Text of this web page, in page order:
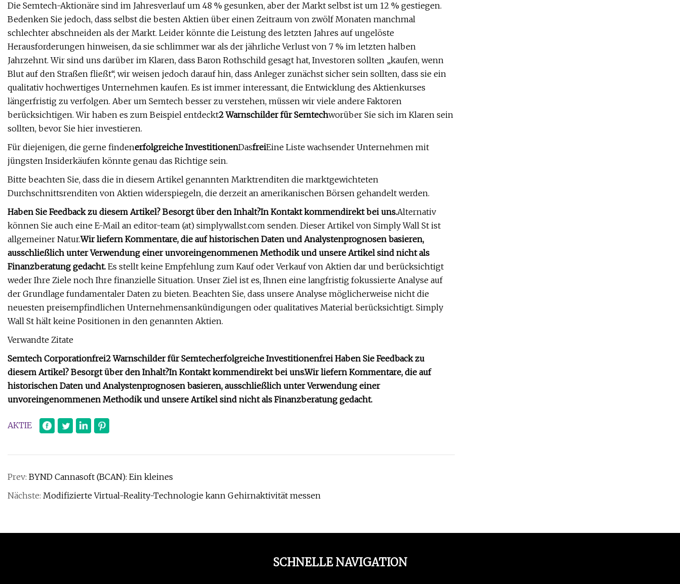
Die Semtech-Aktionäre sind im Jahresverlauf um 48 % gesunken, aber der Markt selbst ist um 12 % gestiegen.
Bedenken Sie jedoch, dass selbst die besten Aktien über einen Zeitraum von zwölf Monaten manchmal
schlechter abschneiden als der Markt. Leider könnte die Leistung des letzten Jahres auf ungelöste
Herausforderungen hinweisen, da sie schlimmer war als der jährliche Verlust von 7 % im letzten halben
Jahrzehnt. Wir sind uns darüber im Klaren, dass Baron Rothschild gesagt hat, Investoren sollten „kaufen, wenn
Blut auf den Straßen fließt“, wir weisen jedoch darauf hin, dass Anleger zunächst sicher sein sollten, dass sie ein
qualitativ hochwertiges Unternehmen kaufen. Es ist immer interessant, die Entwicklung des Aktienkurses
längerfristig zu verfolgen. Aber um Semtech besser zu verstehen, müssen wir viele andere Faktoren
berücksichtigen. Wir haben es zum Beispiel entdeckt2 Warnschilder für Semtechworüber Sie sich im Klaren sein
sollten, bevor Sie hier investieren.
Für diejenigen, die gerne findenerfolgreiche InvestitionenDasfreiEine Liste wachsender Unternehmen mit
jüngsten Insiderkäufen könnte genau das Richtige sein.
Bitte beachten Sie, dass die in diesem Artikel genannten Marktrenditen die marktgewichteten
Durchschnittsrenditen von Aktien widerspiegeln, die derzeit an amerikanischen Börsen gehandelt werden.
Haben Sie Feedback zu diesem Artikel? Besorgt über den Inhalt?In Kontakt kommendirekt bei uns.Alternativ
können Sie auch eine E-Mail an editor-team (at) simplywallst.com senden. Dieser Artikel von Simply Wall St ist
allgemeiner Natur.Wir liefern Kommentare, die auf historischen Daten und Analystenprognosen basieren,
ausschließlich unter Verwendung einer unvoreingenommenen Methodik und unsere Artikel sind nicht als
Finanzberatung gedacht. Es stellt keine Empfehlung zum Kauf oder Verkauf von Aktien dar und berücksichtigt
weder Ihre Ziele noch Ihre finanzielle Situation. Unser Ziel ist es, Ihnen eine langfristig fokussierte Analyse auf
der Grundlage fundamentaler Daten zu bieten. Beachten Sie, dass unsere Analyse möglicherweise nicht die
neuesten preisempfindlichen Unternehmensankündigungen oder qualitatives Material berücksichtigt. Simply
Wall St hält keine Positionen in den genannten Aktien.
Verwandte Zitate
Semtech Corporationfrei2 Warnschilder für Semtecherfolgreiche Investitionenfrei Haben Sie Feedback zu
diesem Artikel? Besorgt über den Inhalt?In Kontakt kommendirekt bei uns.Wir liefern Kommentare, die auf
historischen Daten und Analystenprognosen basieren, ausschließlich unter Verwendung einer
unvoreingenommenen Methodik und unsere Artikel sind nicht als Finanzberatung gedacht.
AKTIE
Prev: BYND Cannasoft (BCAN): Ein kleines
Nächste: Modifizierte Virtual-Reality-Technologie kann Gehirnaktivität messen
SCHNELLE NAVIGATION